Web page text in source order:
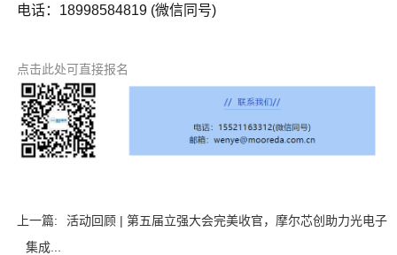
电话：18998584819 (微信同号)
点击此处可直接报名
上一篇:
活动回顾 | 第五届立强大会完美收官，摩尔芯创助力光电子
集成...